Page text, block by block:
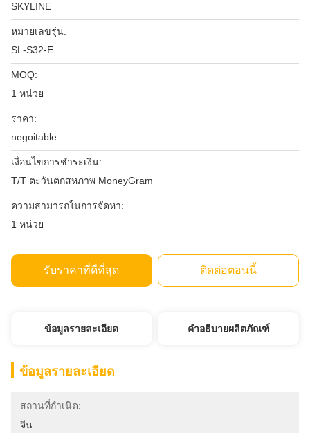
SKYLINE
หมายเลขรุ่น:
SL-S32-E
MOQ:
1 หน่วย
ราคา:
negoitable
เงื่อนไขการชำระเงิน:
T/T ตะวันตกสหภาพ MoneyGram
ความสามารถในการจัดหา:
1 หน่วย
รับราคาที่ดีที่สุด ติดต่อตอนนี้
ข้อมูลรายละเอียด คำอธิบายผลิตภัณฑ์
ข้อมูลรายละเอียด
สถานที่กำเนิด:
จีน